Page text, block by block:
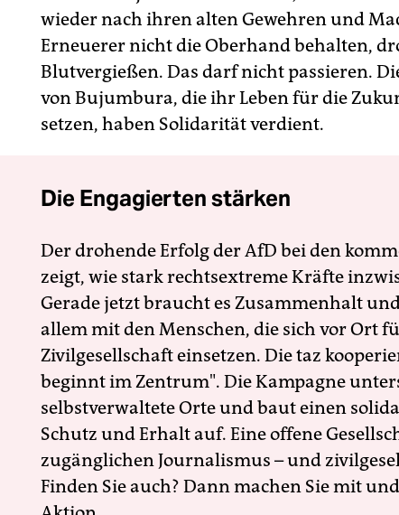
wieder nach ihren alten Gewehren und
Erneuerer nicht die Oberhand behalten,
Blutvergießen. Das darf nicht passieren.
von Bujumbura, die ihr Leben für die
setzen, haben Solidarität verdient.
Die Engagierten stärken
Der drohende Erfolg der AfD bei den
zeigt, wie stark rechtsextreme Kräfte
Gerade jetzt braucht es Zusammenhalt
allem mit den Menschen, die sich vor Ort
Zivilgesellschaft einsetzen. Die taz
beginnt im Zentrum". Die Kampagne
selbstverwaltete Orte und baut einen
Schutz und Erhalt auf. Eine offene
zugänglichen Journalismus – und
Finden Sie auch? Dann machen Sie mit